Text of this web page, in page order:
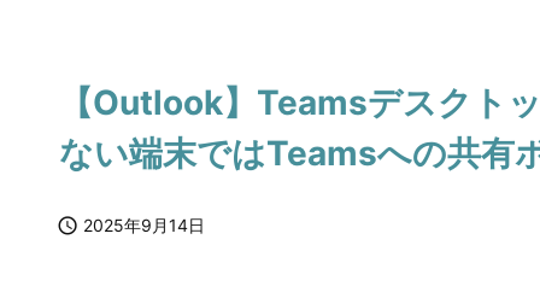
【Outlook】Teamsデスクト
ない端末ではTeamsへの共有
 2025年9月14日